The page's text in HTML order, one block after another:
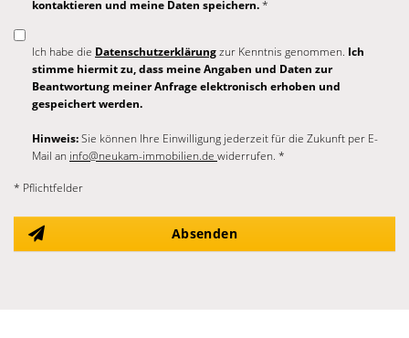
kontaktieren und meine Daten speichern.*
Ich habe die Datenschutzerklärungzur Kenntnis genommen. Ich
stimme hiermit zu, dass meine Angaben und Daten zur
Beantwortung meiner Anfrage elektronisch erhoben und
gespeichert werden.
Hinweis:Sie können Ihre Einwilligung jederzeit für die Zukunft per E-
Mail an info@neukam-immobilien.de widerrufen. *
* Pflichtfelder
Absenden